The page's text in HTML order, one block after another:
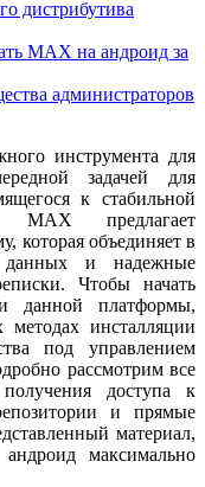
дистрибутива
MAX на андроид за
администраторов
инструмента для
задачей для
к стабильной
MAX предлагает
которая объединяет в
данных и надежные
Чтобы начать
данной платформы,
методах инсталляции
под управлением
рассмотрим все
доступа к
и прямые
материал,
максимально